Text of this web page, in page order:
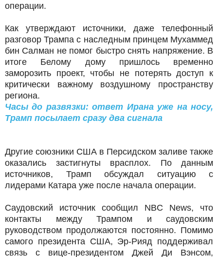
операции.
Как утверждают источники, даже телефонный
разговор Трампа с наследным принцем Мухаммед
бин Салман не помог быстро снять напряжение. В
итоге Белому дому пришлось временно
заморозить проект, чтобы не потерять доступ к
критически важному воздушному пространству
региона.
Часы до развязки: ответ Ирана уже на носу,
Трамп посылает сразу два сигнала
Другие союзники США в Персидском заливе также
оказались застигнуты врасплох. По данным
источников, Трамп обсуждал ситуацию с
лидерами Катара уже после начала операции.
Саудовский источник сообщил NBC News, что
контакты между Трампом и саудовским
руководством продолжаются постоянно. Помимо
самого президента США, Эр-Рияд поддерживал
связь с вице-президентом Джей Ди Вэнсом,